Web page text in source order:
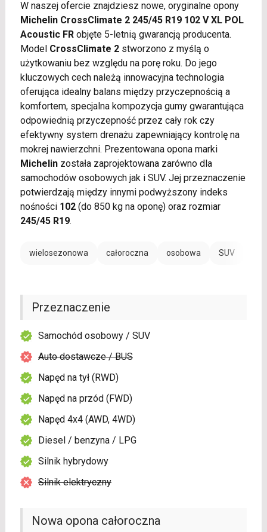
W naszej ofercie znajdziesz nowe, oryginalne opony
Michelin CrossClimate 2 245/45 R19 102 V XL POL
Acoustic FRobjęte 5-letnią gwarancją producenta.
Model CrossClimate 2stworzono z myślą o
użytkowaniu bez względu na porę roku. Do jego
kluczowych cech należą innowacyjna technologia
oferująca idealny balans między przyczepnością a
komfortem, specjalna kompozycja gumy gwarantująca
odpowiednią przyczepność przez cały rok czy
efektywny system drenażu zapewniający kontrolę na
mokrej nawierzchni. Prezentowana opona marki
Michelinzostała zaprojektowana zarówno dla
samochodów osobowych jak i SUV. Jej przeznaczenie
potwierdzają między innymi podwyższony indeks
nośności 102(do 850 kg na oponę) oraz rozmiar
245/45 R19.
wielosezonowa całoroczna osobowa SUV
Nowa opona całoroczna
Przeznaczenie
Samochód osobowy / SUV
Auto dostawcze / BUS
Napęd na tył (RWD)
Napęd na przód (FWD)
Napęd 4x4 (AWD, 4WD)
Diesel / benzyna / LPG
Silnik hybrydowy
Silnik elektryczny